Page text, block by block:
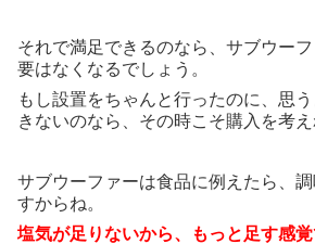
それで満足できるのなら、サブウー
要はなくなるでしょう。
もし設置をちゃんと行ったのに、思
きないのなら、その時こそ購入を考え
サブウーファーは食品に例えたら、
すからね。
塩気が足りないから、もっと足す感